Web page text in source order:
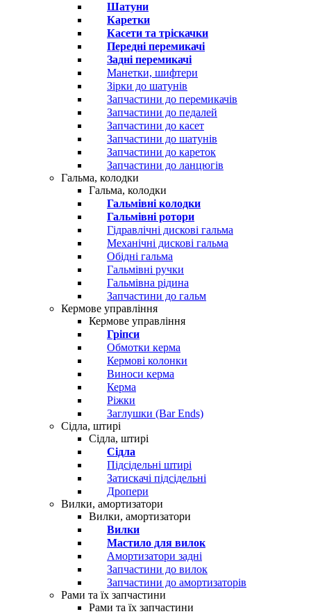
Шатуни
Каретки
Касети та тріскачки
Передні перемикачі
Задні перемикачі
Манетки, шифтери
Зірки до шатунів
Запчастини до перемикачів
Запчастини до педалей
Запчастини до касет
Запчастини до шатунів
Запчастини до кареток
Запчастини до ланцюгів
Гальма, колодки
Гальма, колодки
Гальмівні колодки
Гальмівні ротори
Гідравлічні дискові гальма
Механічні дискові гальма
Обідні гальма
Гальмівні ручки
Гальмівна рідина
Запчастини до гальм
Кермове управління
Кермове управління
Гріпси
Обмотки керма
Кермові колонки
Виноси керма
Керма
Ріжки
Заглушки (Bar Ends)
Сідла, штирі
Сідла, штирі
Сідла
Підсідельні штирі
Затискачі підсідельні
Дропери
Вилки, амортизатори
Вилки, амортизатори
Вилки
Мастило для вилок
Амортизатори задні
Запчастини до вилок
Запчастини до амортизаторів
Рами та їх запчастини
Рами та їх запчастини